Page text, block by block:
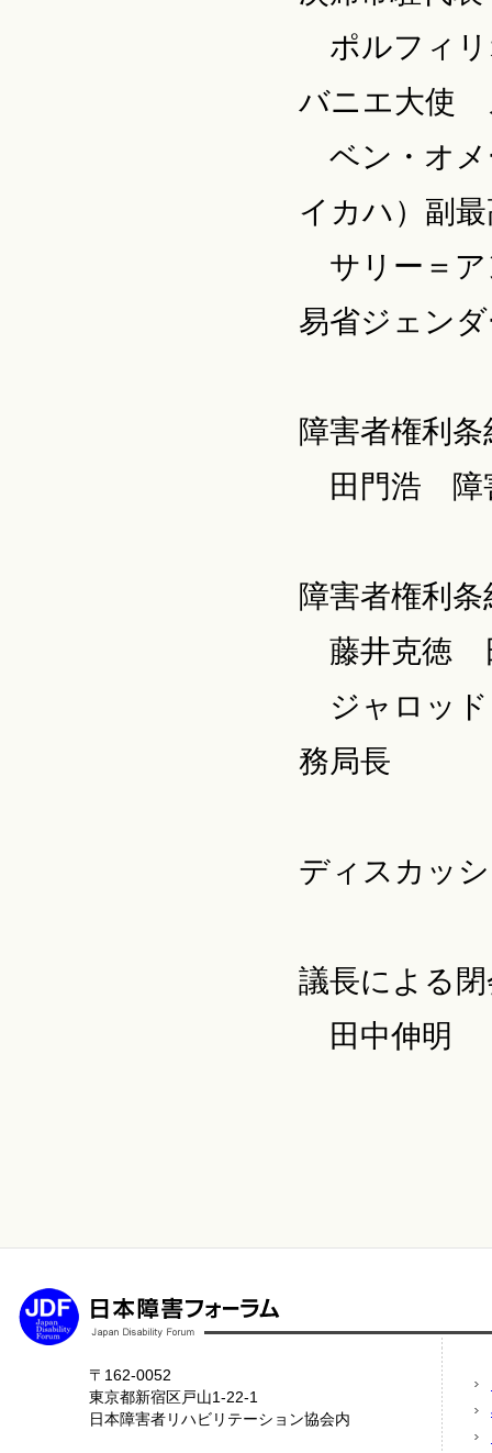
ポルフィリ
バニエ大使
ベン・オメ
イカハ）副
サリー＝ア
易省ジェン
障害者権利
田門浩 障
障害者権利
藤井克徳
ジャロッド
務局長
ディスカッ
議長による
田中伸明
〒162-0052
東京都新宿区戸山1-22-1
日本障害者リハビリテーション協会内